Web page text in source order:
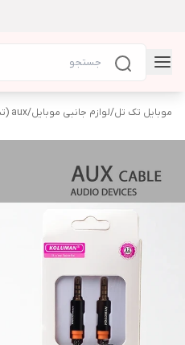
موبایل تک تل/لوازم جانبی موبایل/aux (تبدیل صدا)